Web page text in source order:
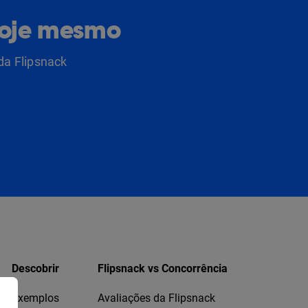
mesmo
Flipsnack
Descobrir
Exemplos
Flipsnack vs Concorrência
Avaliações da Flipsnack